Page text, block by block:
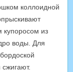
коллоидной
купоросом из
воды. Для